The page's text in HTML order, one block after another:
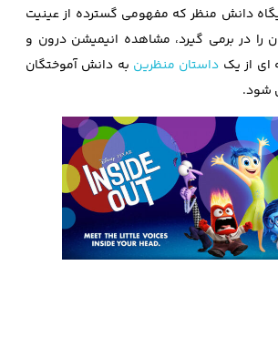
دانش منظر که مفهومی گسترده از عینیت
را در برمی گیرد، مشاهده انیمیشن درون و
ای از یک داستان منظرین به دانش آموختگان
شود.